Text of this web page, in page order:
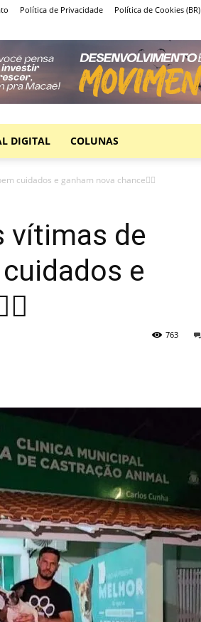
Política de Privacidade Política de Cookies (BR)
DIGITAL COLUNAS
cuidados e ganham nova chance🐕‍🦺
vítimas de
e
763